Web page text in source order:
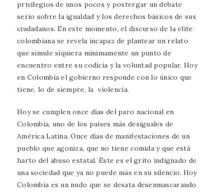
privilegios de unos pocos y postergar un debate
serio sobre la igualdad y los derechos básicos de sus
ciudadanos. En este momento, el discurso de la elite
colombiana se revela incapaz de plantear un relato
que simule siquiera mínimamente un punto de
encuentro entre su codicia y la voluntad popular. Hoy
en Colombia el gobierno responde con lo único que
tiene, lo de siempre, la violencia.
Hoy se cumplen once días del paro nacional en
Colombia, uno de los países más desiguales de
América Latina. Once días de manifestaciones de un
pueblo que agoniza, que no tiene comida y que está
harto del abuso estatal. Éste es el grito indignado de
una sociedad que ya no puede más en su silencio. Hoy
Colombia es un nudo que se desata desenmascarando